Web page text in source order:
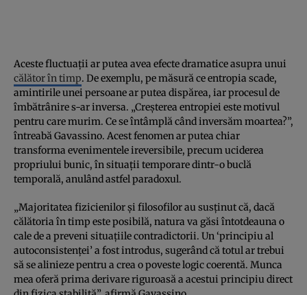
Aceste fluctuații ar putea avea efecte dramatice asupra unui
călător în timp. De exemplu, pe măsură ce entropia scade,
amintirile unei persoane ar putea dispărea, iar procesul de
îmbătrânire s-ar inversa. „Creșterea entropiei este motivul
pentru care murim. Ce se întâmplă când inversăm moartea?”,
întreabă Gavassino. Acest fenomen ar putea chiar
transforma evenimentele ireversibile, precum uciderea
propriului bunic, în situații temporare dintr-o buclă
temporală, anulând astfel paradoxul.
„Majoritatea fizicienilor și filosofilor au susținut că, dacă
călătoria în timp este posibilă, natura va găsi întotdeauna o
cale de a preveni situațiile contradictorii. Un ‘principiu al
autoconsistenței’ a fost introdus, sugerând că totul ar trebui
să se alinieze pentru a crea o poveste logic coerentă. Munca
mea oferă prima derivare riguroasă a acestui principiu direct